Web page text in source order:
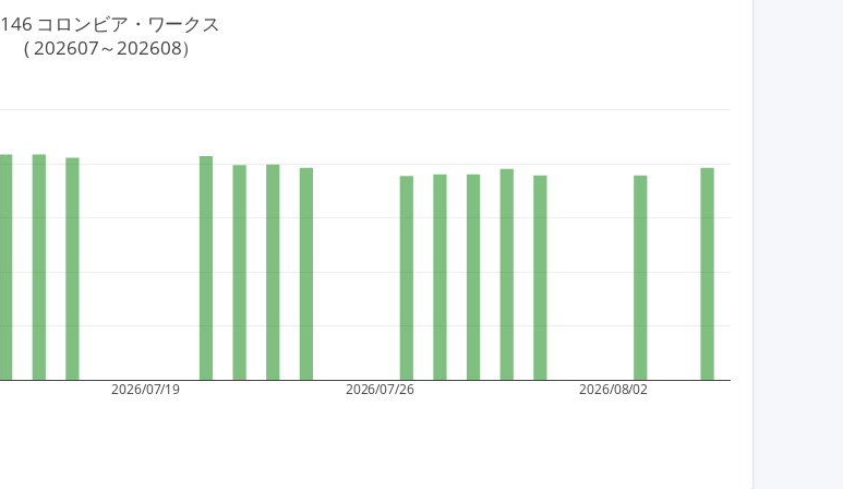
2026/07/19 2026/07/26 2026/08/02
146 コロンビア・ワークス
( 202607～202608）